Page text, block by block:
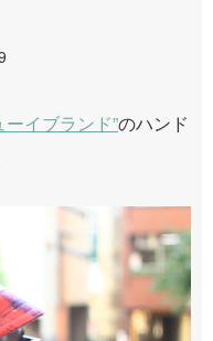
イブランド”のハンド